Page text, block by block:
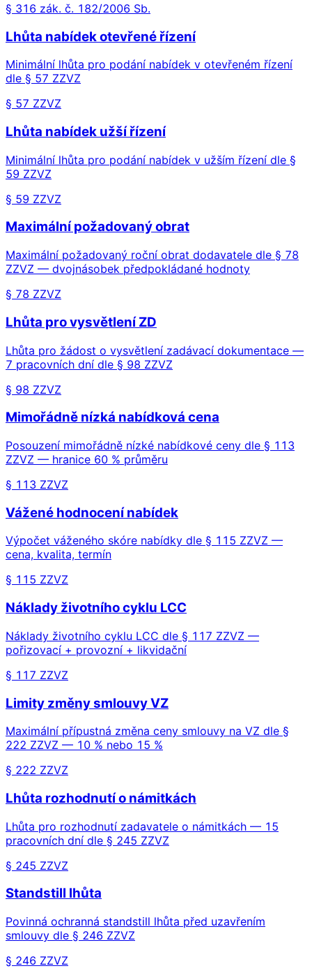
§ 316 zák. č. 182/2006 Sb.
Lhůta nabídek otevřené řízení
Minimální lhůta pro podání nabídek v otevřeném řízení
dle § 57 ZZVZ
§ 57 ZZVZ
Lhůta nabídek užší řízení
Minimální lhůta pro podání nabídek v užším řízení dle §
59 ZZVZ
§ 59 ZZVZ
Maximální požadovaný obrat
Maximální požadovaný roční obrat dodavatele dle § 78
ZZVZ — dvojnásobek předpokládané hodnoty
§ 78 ZZVZ
Lhůta pro vysvětlení ZD
Lhůta pro žádost o vysvětlení zadávací dokumentace —
7 pracovních dní dle § 98 ZZVZ
§ 98 ZZVZ
Mimořádně nízká nabídková cena
Posouzení mimořádně nízké nabídkové ceny dle § 113
ZZVZ — hranice 60 % průměru
§ 113 ZZVZ
Vážené hodnocení nabídek
Výpočet váženého skóre nabídky dle § 115 ZZVZ —
cena, kvalita, termín
§ 115 ZZVZ
Náklady životního cyklu LCC
Náklady životního cyklu LCC dle § 117 ZZVZ —
pořizovací + provozní + likvidační
§ 117 ZZVZ
Limity změny smlouvy VZ
Maximální přípustná změna ceny smlouvy na VZ dle §
222 ZZVZ — 10 % nebo 15 %
§ 222 ZZVZ
Lhůta rozhodnutí o námitkách
Lhůta pro rozhodnutí zadavatele o námitkách — 15
pracovních dní dle § 245 ZZVZ
§ 245 ZZVZ
Standstill lhůta
Povinná ochranná standstill lhůta před uzavřením
smlouvy dle § 246 ZZVZ
§ 246 ZZVZ